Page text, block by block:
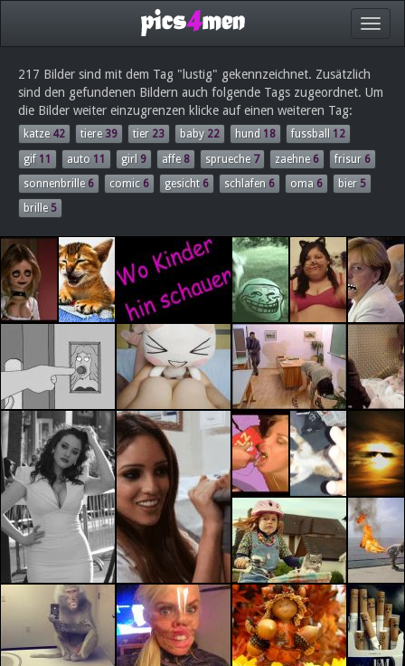
217 Bilder sind mit dem Tag "lustig" gekennzeichnet. Zusätzlich
sind den gefundenen Bildern auch folgende Tags zugeordnet. Um
die Bilder weiter einzugrenzen klicke auf einen weiteren Tag:
katze42 tiere39 tier 23 baby22 hund 18 fussball
12
gif11 auto 11 girl 9 affe8 sprueche7 zaehne6 frisur 6
sonnenbrille6 comic 6 gesicht 6 schlafen 6 oma 6 bier 5
brille5